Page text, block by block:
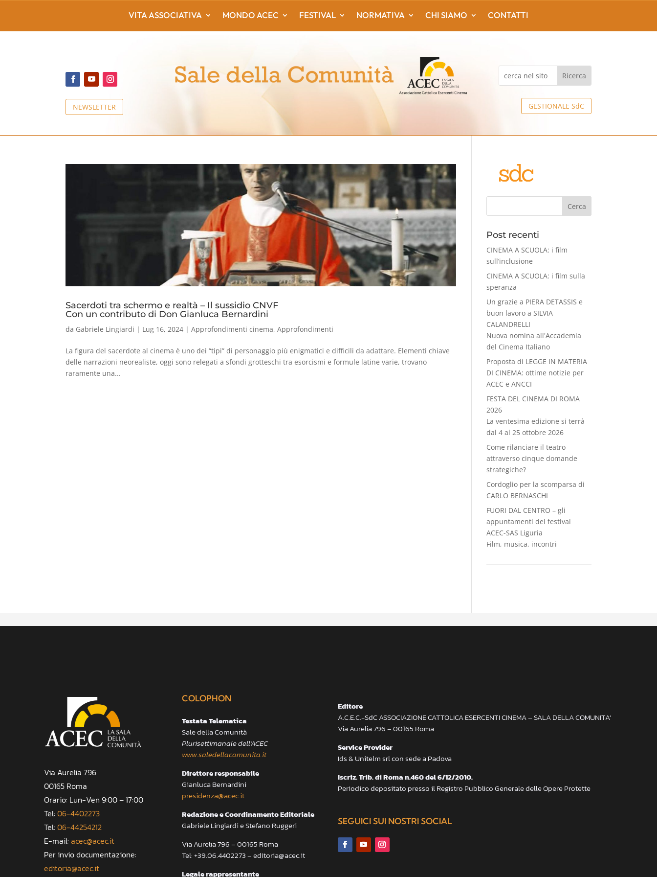
NEWSLETTER GESTIONALE SdC
VITA ASSOCIATIVA MONDO ACEC FESTIVAL NORMATIVA CHI SIAMO CONTATTI
Sacerdoti tra schermo e realtà – Il sussidio CNVF
Con un contributo di Don Gianluca Bernardini
da Gabriele Lingiardi | Lug 16, 2024 |Approfondimenti cinema,Approfondimenti
La figura del sacerdote al cinema è uno dei “tipi” di personaggio più enigmatici e difficili da adattare. Elementi chiave
delle narrazioni neorealiste, oggi sono relegati a sfondi grotteschi tra esorcismi e formule latine varie, trovano
raramente una...
Cerca
Post recenti
CINEMA A SCUOLA: i film
sull’inclusione
CINEMA A SCUOLA: i film sulla
speranza
Un grazie a PIERA DETASSIS e
buon lavoro a SILVIA
CALANDRELLI
Nuova nomina all'Accademia
del Cinema Italiano
Proposta di LEGGE IN MATERIA
DI CINEMA: ottime notizie per
ACEC e ANCCI
FESTA DEL CINEMA DI ROMA
2026
La ventesima edizione si terrà
dal 4 al 25 ottobre 2026
Come rilanciare il teatro
attraverso cinque domande
strategiche?
Cordoglio per la scomparsa di
CARLO BERNASCHI
FUORI DAL CENTRO – gli
appuntamenti del festival
ACEC-SAS Liguria
Film, musica, incontri
Via Aurelia 796
00165 Roma
Orario: Lun-Ven 9:00 – 17:00
Tel: 06-4402273
Tel: 06-44254212
E-mail: acec@acec.it
Per invio documentazione:
editoria@acec.it
COLOPHON
Testata Telematica
Sale della Comunità
Plurisettimanale dell’ACEC
www.saledellacomunita.it
Direttore responsabile
Gianluca Bernardini
presidenza@acec.it
Redazione e Coordinamento Editoriale
Gabriele Lingiardi e Stefano Ruggeri
Via Aurelia 796 – 00165 Roma
Tel: +39.06.4402273 – editoria@acec.it
Legale rappresentante
Editore
A.C.E.C.-SdC ASSOCIAZIONE CATTOLICA ESERCENTI CINEMA – SALA DELLA COMUNITA’
Via Aurelia 796 – 00165 Roma
Service Provider
Ids & Unitelm srl con sede a Padova
Iscriz. Trib. di Roma n.460 del 6/12/2010.
Periodico depositato presso il Registro Pubblico Generale delle Opere Protette
SEGUICI SUI NOSTRI SOCIAL